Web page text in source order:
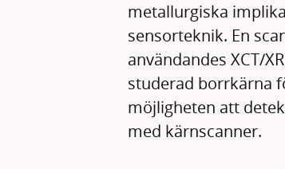
metallurgiska
sensorteknik. En
användandes XCT/
studerad borrkärna
möjligheten att
med kärnscanner.